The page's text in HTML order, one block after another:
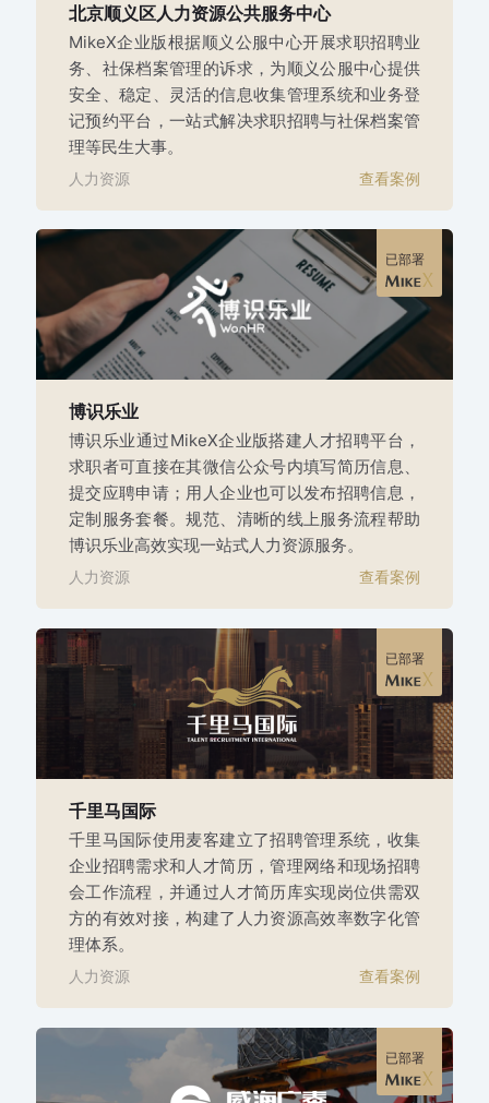
北京顺义区人力资源公共服务中心
MikeX企业版根据顺义公服中心开展求职招聘业
务、社保档案管理的诉求，为顺义公服中心提供
安全、稳定、灵活的信息收集管理系统和业务登
记预约平台，一站式解决求职招聘与社保档案管
理等民生大事。
人力资源 查看案例
已部署
博识乐业
博识乐业通过MikeX企业版搭建人才招聘平台，
求职者可直接在其微信公众号内填写简历信息、
提交应聘申请；用人企业也可以发布招聘信息，
定制服务套餐。规范、清晰的线上服务流程帮助
博识乐业高效实现一站式人力资源服务。
人力资源 查看案例
已部署
千里马国际
千里马国际使用麦客建立了招聘管理系统，收集
企业招聘需求和人才简历，管理网络和现场招聘
会工作流程，并通过人才简历库实现岗位供需双
方的有效对接，构建了人力资源高效率数字化管
理体系。
人力资源 查看案例
已部署